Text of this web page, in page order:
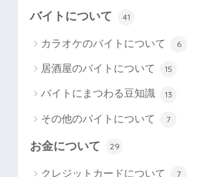
バイトについて 41
カラオケのバイトについて 6
居酒屋のバイトについて 15
バイトにまつわる豆知識 13
その他のバイトについて 7
お金について 29
クレジットカードについて 7